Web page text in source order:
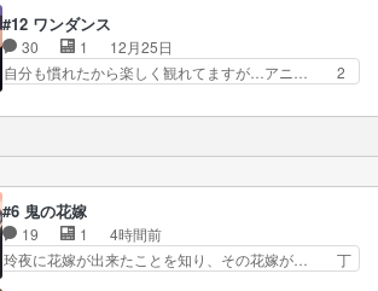
てよかったぁそして恩… でも予選落ちのダンサー
も湾田さんに負けた… 度々富山と思しき景色が登
場することはあっ…
に見入ってしまうな。特に宇千くんのダ… 先週土
曜から今週金曜までで一番面白かった… 今回はダ
ンスの演出も色々頑張ってたな、領… カボくんの
ダンスがカットされまくって笑っ… 今週も滅茶苦
#12 ワンダンス
30 1
12月25日
自分も慣れたから楽しく観れてますが…アニ… 2
てすごいですね！仲間を想いやる気… という投稿
ンス派手で素人目でも分かりや… もし現代でやっ
性格も好対照な二人だけど… でも、まだまだ続き
そうな展開で、良かった… カボくんの思いと湾田
さんと二人で一つのダ… 私も、カボくんのように
ダンスに対してトラ…
#6 鬼の花嫁
19 1
4時間前
玲夜に花嫁が出来たことを知り、その花嫁が… 丁